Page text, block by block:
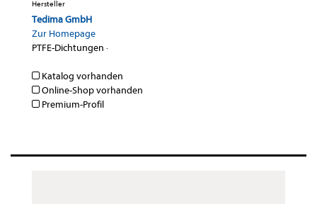
Hersteller
Tedima GmbH
Zur Homepage
PTFE-Dichtungen ·
Katalog vorhanden
Online-Shop vorhanden
Premium-Profil